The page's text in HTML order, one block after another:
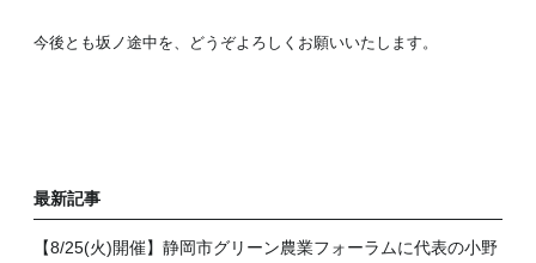
今後とも坂ノ途中を、どうぞよろしくお願いいたします。
最新記事
【8/25(火)開催】静岡市グリーン農業フォーラムに代表の小野